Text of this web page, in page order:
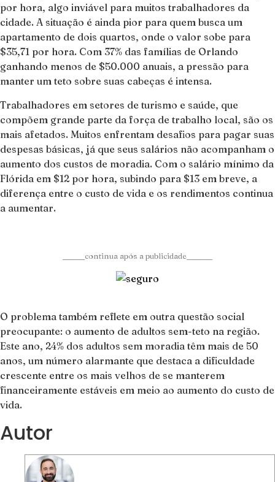
por hora, algo inviável para muitos trabalhadores da
cidade. A situação é ainda pior para quem busca um
apartamento de dois quartos, onde o valor sobe para
$35,71 por hora. Com 37% das famílias de Orlando
ganhando menos de $50.000 anuais, a pressão para
manter um teto sobre suas cabeças é intensa.
Trabalhadores em setores de turismo e saúde, que
compõem grande parte da força de trabalho local, são os
mais afetados. Muitos enfrentam desafios para pagar suas
despesas básicas, já que seus salários não acompanham o
aumento dos custos de moradia. Com o salário mínimo da
Flórida em $12 por hora, subindo para $13 em breve, a
diferença entre o custo de vida e os rendimentos continua
a aumentar.
______continua após a publicidade_______
O problema também reflete em outra questão social
preocupante: o aumento de adultos sem-teto na região.
Este ano, 24% dos adultos sem moradia têm mais de 50
anos, um número alarmante que destaca a dificuldade
crescente entre os mais velhos de se manterem
financeiramente estáveis em meio ao aumento do custo de
vida.
Autor